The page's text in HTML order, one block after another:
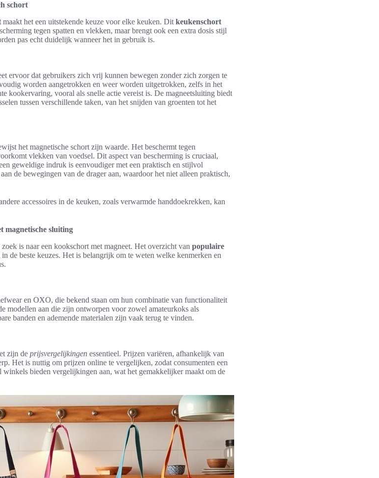
schort
maakt het een uitstekende keuze voor elke keuken. Dit keukenschort
tegen spatten en vlekken, maar brengt ook een extra dosis stijl
pas echt duidelijk wanneer het in gebruik is.
ervoor dat gebruikers zich vrij kunnen bewegen zonder zich zorgen te
worden aangetrokken en weer worden uitgetrokken, zelfs in het
kookervaring, vooral als snelle actie vereist is. De magneetsluiting biedt
tussen verschillende taken, van het snijden van groenten tot het
het magnetische schort zijn waarde. Het beschermt tegen
vlekken van voedsel. Dit aspect van bescherming is cruciaal,
geweldige indruk is eenvoudiger met een praktisch en stijlvol
de bewegingen van de drager aan, waardoor het niet alleen praktisch,
accessoires in de keuken, zoals verwarmde handdoekrekken, kan
magnetische sluiting
is naar een kookschort met magneet. Het overzicht van populaire
de beste keuzes. Het is belangrijk om te weten welke kenmerken en
en OXO, die bekend staan om hun combinatie van functionaliteit
modellen aan die zijn ontworpen voor zowel amateurkoks als
banden en ademende materialen zijn vaak terug te vinden.
zijn de prijsvergelijkingen essentieel. Prijzen variëren, afhankelijk van
Het is nuttig om prijzen online te vergelijken, zodat consumenten een
bieden vergelijkingen aan, wat het gemakkelijker maakt om de